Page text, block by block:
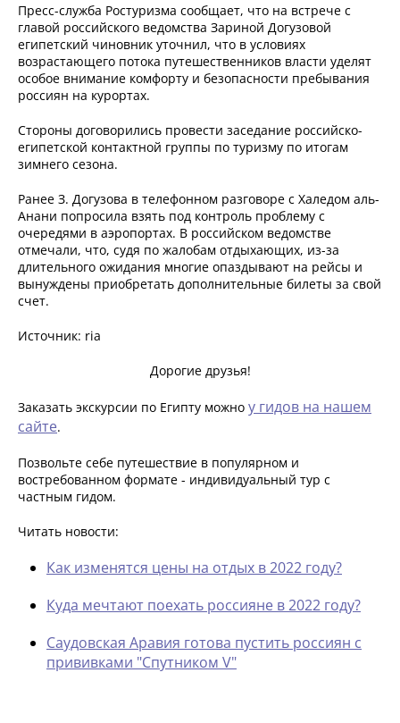
Пресс-служба Ростуризма сообщает, что на встрече с
главой российского ведомства Зариной Догузовой
египетский чиновник уточнил, что в условиях
возрастающего потока путешественников власти уделят
особое внимание комфорту и безопасности пребывания
россиян на курортах.
Стороны договорились провести заседание российско-
египетской контактной группы по туризму по итогам
зимнего сезона.
Ранее З. Догузова в телефонном разговоре с Халедом аль-
Анани попросила взять под контроль проблему с
очередями в аэропортах. В российском ведомстве
отмечали, что, судя по жалобам отдыхающих, из-за
длительного ожидания многие опаздывают на рейсы и
вынуждены приобретать дополнительные билеты за свой
счет.
Источник: ria
Дорогие друзья!
Заказать экскурсии по Египту можно у гидов на нашем
сайте.
Позвольте себе путешествие в популярном и
востребованном формате - индивидуальный тур с
частным гидом.
Читать новости:
Как изменятся цены на отдых в 2022 году?
Куда мечтают поехать россияне в 2022 году?
Саудовская Аравия готова пустить россиян с
прививками "Спутником V"